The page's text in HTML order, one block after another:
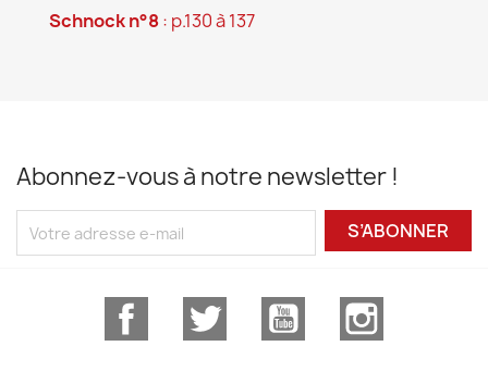
Schnock n°8: p.130 à 137
Abonnez-vous à notre newsletter !
S’ABONNER
Facebook Twitter YouTube